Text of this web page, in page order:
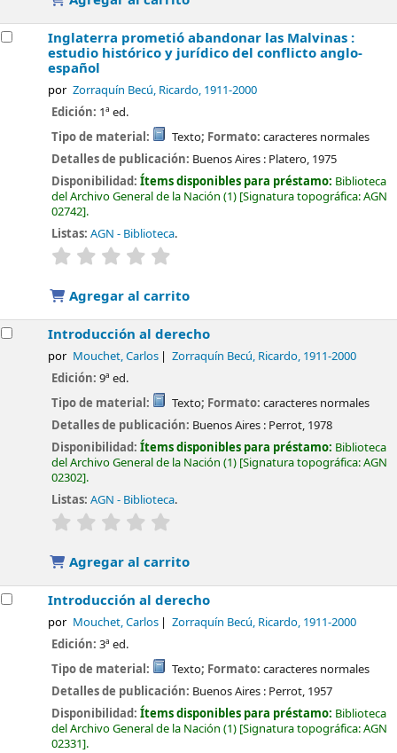
Inglaterra prometió abandonar las Malvinas :
estudio histórico y jurídico del conflicto anglo-
español
por Zorraquín Becú, Ricardo, 1911-2000
Edición: 1ª ed.
Tipo de material:
Texto; Formato: caracteres normales
Detalles de publicación: Buenos Aires : Platero, 1975
Disponibilidad:Ítems disponibles para préstamo: Biblioteca
del Archivo General de la Nación (1) Signatura topográfica:AGN
02742 .
Listas: AGN - Biblioteca.
valoración
Agregar al carrito
Introducción al derecho
por Mouchet, Carlos Zorraquín Becú, Ricardo, 1911-2000
Edición:9ª ed.
Tipo de material:
Texto; Formato: caracteres normales
Detalles de publicación: Buenos Aires : Perrot, 1978
Disponibilidad:Ítems disponibles para préstamo: Biblioteca
del Archivo General de la Nación (1) Signatura topográfica:AGN
02302 .
Listas: AGN - Biblioteca.
valoración
Agregar al carrito
Introducción al derecho
por Mouchet, Carlos Zorraquín Becú, Ricardo, 1911-2000
Edición:3ª ed.
Tipo de material:
Texto; Formato: caracteres normales
Detalles de publicación: Buenos Aires : Perrot, 1957
Disponibilidad:Ítems disponibles para préstamo: Biblioteca
del Archivo General de la Nación (1) Signatura topográfica:AGN
02331 .